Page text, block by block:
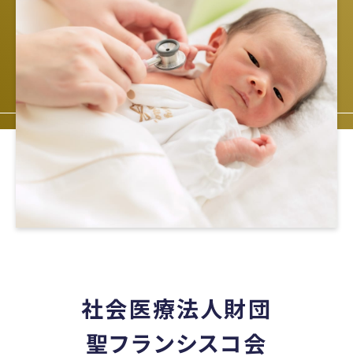
社会医療法人財団
聖フランシスコ会